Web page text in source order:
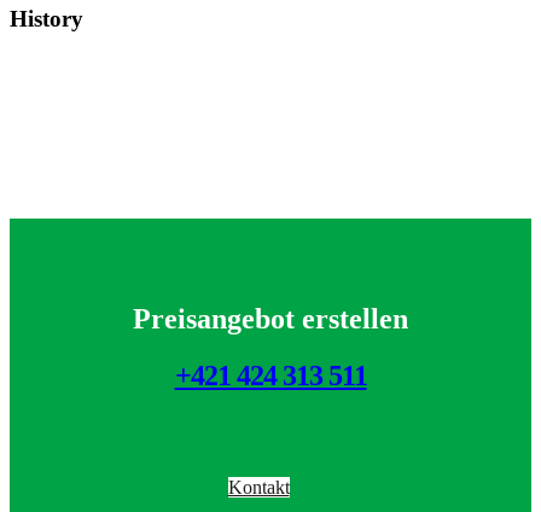
History
Preisangebot erstellen
+421 424 313 511
Kontakt